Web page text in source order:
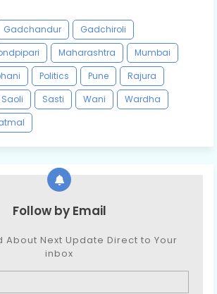
Gadchandur
Gadchiroli
Maharashtra
Mumbai
Politics Pune
Rajura
Saoli Sasti Wani
Wardha
Follow by Email
About Next Update Direct to Your
inbox